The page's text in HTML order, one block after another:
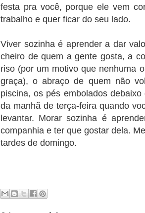
festa pra você, porque ele vem
trabalho e quer ficar do seu lado.
Viver sozinha é aprender a dar
cheiro de quem a gente gosta, a
riso (por um motivo que nenhuma
graça), o abraço de quem não
piscina, os pés embolados
da manhã de terça-feira quando
levantar. Morar sozinha é
companhia e ter que gostar dela.
tardes de domingo.